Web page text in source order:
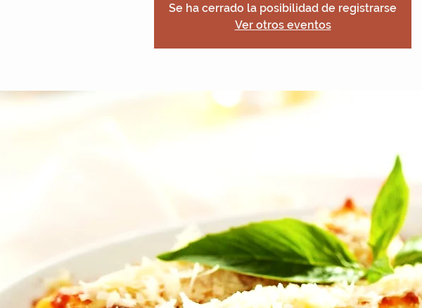
Se ha cerrado la posibilidad de registrarse
Ver otros eventos